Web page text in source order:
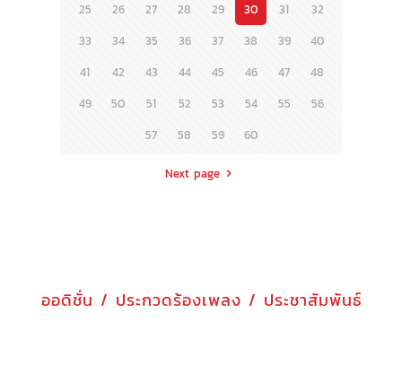
25
26 27 28 29 30 31
32
33
34 35 36 37 38 39
40
41
42 43 44 45 46 47
48
49
50 51 52 53 54 55
56
57
58 59 60
Next page
ออดิชั่น / ประกวดร้องเพลง / ประชาสัมพันธ์